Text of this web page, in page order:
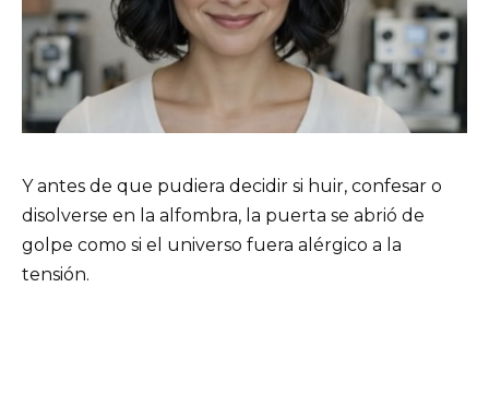
Y antes de que pudiera decidir si huir, confesar o
disolverse en la alfombra, la puerta se abrió de
golpe como si el universo fuera alérgico a la
tensión.